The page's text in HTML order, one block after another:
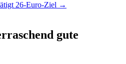
26-Euro-Ziel →
gute